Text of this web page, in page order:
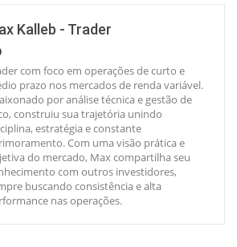
Kalleb - Trader
com foco em operações de curto e
prazo nos mercados de renda variável.
por análise técnica e gestão de
construiu sua trajetória unindo
estratégia e constante
Com uma visão prática e
do mercado, Max compartilha seu
com outros investidores,
buscando consistência e alta
nas operações.